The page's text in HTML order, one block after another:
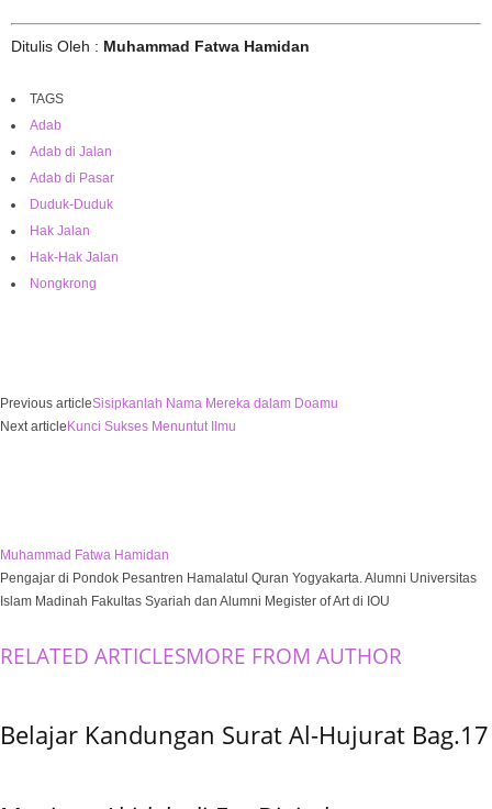
Ditulis Oleh : Muhammad Fatwa Hamidan
TAGS
Adab
Adab di Jalan
Adab di Pasar
Duduk-Duduk
Hak Jalan
Hak-Hak Jalan
Nongkrong
Previous articleSisipkanlah Nama Mereka dalam Doamu
Next articleKunci Sukses Menuntut Ilmu
Muhammad Fatwa Hamidan
Pengajar di Pondok Pesantren Hamalatul Quran Yogyakarta. Alumni Universitas
Islam Madinah Fakultas Syariah dan Alumni Megister of Art di IOU
RELATED ARTICLESMORE FROM AUTHOR
Belajar Kandungan Surat Al-Hujurat Bag.17